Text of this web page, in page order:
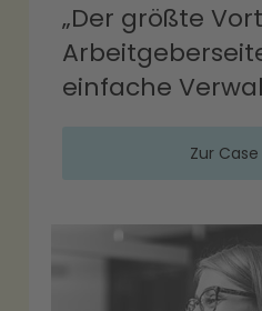
„Der größte
einfache
Zur